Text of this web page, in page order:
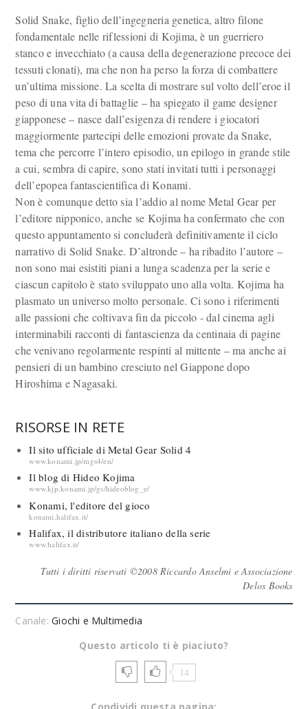
Solid Snake, figlio dell’ingegneria genetica, altro filone
fondamentale nelle riflessioni di Kojima, è un guerriero
stanco e invecchiato (a causa della degenerazione precoce dei
tessuti clonati), ma che non ha perso la forza di combattere
un’ultima missione. La scelta di mostrare sul volto dell’eroe il
peso di una vita di battaglie – ha spiegato il game designer
giapponese – nasce dall’esigenza di rendere i giocatori
maggiormente partecipi delle emozioni provate da Snake,
tema che percorre l’intero episodio, un epilogo in grande stile
a cui, sembra di capire, sono stati invitati tutti i personaggi
dell’epopea fantascientifica di Konami.
Non è comunque detto sia l’addio al nome Metal Gear per
l’editore nipponico, anche se Kojima ha confermato che con
questo appuntamento si concluderà definitivamente il ciclo
narrativo di Solid Snake. D’altronde – ha ribadito l’autore –
non sono mai esistiti piani a lunga scadenza per la serie e
ciascun capitolo è stato sviluppato uno alla volta. Kojima ha
plasmato un universo molto personale. Ci sono i riferimenti
alle passioni che coltivava fin da piccolo - dal cinema agli
interminabili racconti di fantascienza da centinaia di pagine
che venivano regolarmente respinti al mittente – ma anche ai
pensieri di un bambino cresciuto nel Giappone dopo
Hiroshima e Nagasaki.
RISORSE IN RETE
Il sito ufficiale di Metal Gear Solid 4
www.konami.jp/mgs4/en/
Il blog di Hideo Kojima
www.kjp.konami.jp/gs/hideoblog_e/
Konami, l'editore del gioco
konami.halifax.it/
Halifax, il distributore italiano della serie
www.halifax.it/
Tutti i diritti riservati ©2008 Riccardo Anselmi e Associazione
Delos Books
Canale:Giochi e Multimedia
Questo articolo ti è piaciuto?
14